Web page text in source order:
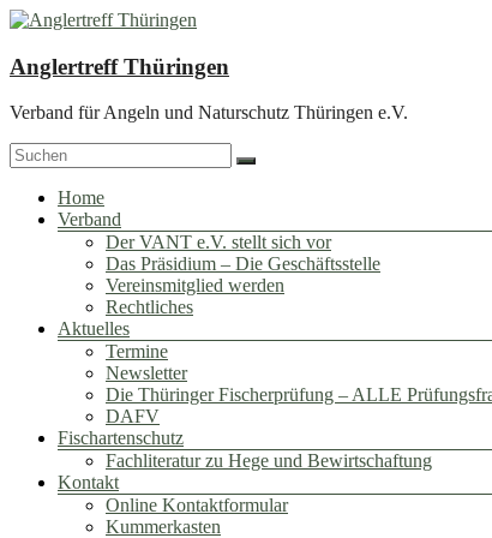
Zum
springen
Anglertreff Thüringen
Verband für Angeln und Naturschutz Thüringen e.V.
Menü
Home
Verband
Der VANT e.V. stellt sich vor
Das Präsidium – Die Geschäftsstelle
Vereinsmitglied werden
Rechtliches
Aktuelles
Termine
Newsletter
Die Thüringer Fischerprüfung – ALLE
DAFV
Fischartenschutz
Fachliteratur zu Hege und Bewirtschaftung
Kontakt
Online Kontaktformular
Kummerkasten